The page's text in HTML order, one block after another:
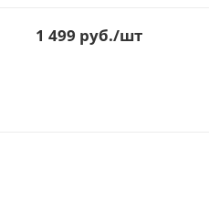
1 499 руб./шт